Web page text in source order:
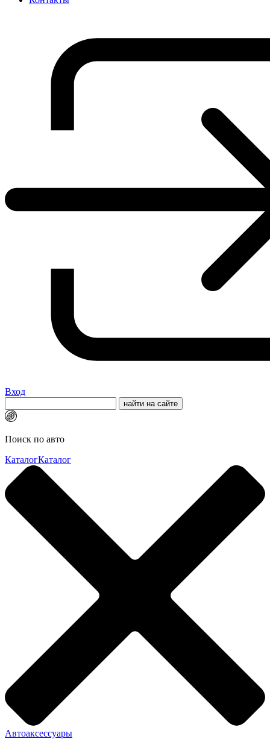
Вход
Поиск по авто
КаталогКаталог
Автоаксессуары